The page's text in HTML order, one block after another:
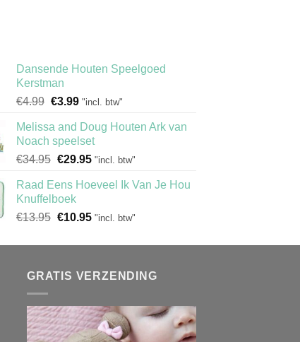
Dansende Houten Speelgoed
Kerstman
€4.99 Oorspronkelijke
was:
€4.99.
€3.99Huidige
is:
€3.99.
"incl. btw"
Melissa and Doug Houten Ark van
Noach speelset
€34.95 Oorspronkelijke
was:
€34.95.
€29.95Huidige
is:
"incl. btw"
Raad Eens Hoeveel Ik Van Je Hou
Knuffelboek
€13.95 Oorspronkelijke
was:
€10.95Huidige
is:
"incl. btw"
GRATIS VERZENDING